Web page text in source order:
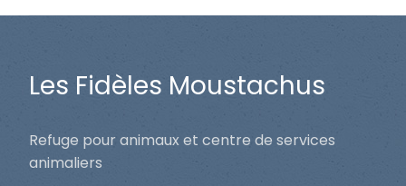
Les Fidèles Moustachus
Refuge pour animaux et centre de services
animaliers